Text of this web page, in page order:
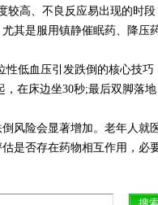
较高、不良反应易出现的时段
其是服用镇静催眠药、降压
性低血压引发跌倒的核心技
在床边坐30秒;最后双脚落
风险会显著增加。老年人就
是否存在药物相互作用，必